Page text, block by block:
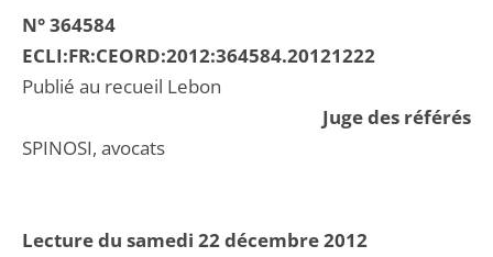
N° 364584
ECLI:FR:CEORD:2012:364584.20121222
Publié au recueil Lebon
Juge des référés
SPINOSI, avocats
Lecture du samedi 22 décembre 2012